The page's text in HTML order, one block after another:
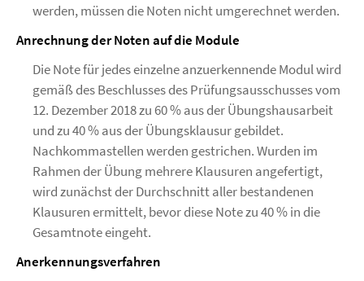
werden, müssen die Noten nicht umgerechnet werden.
Anrechnung der Noten auf die Module
Die Note für jedes einzelne anzuerkennende Modul wird
gemäß des Beschlusses des Prüfungsausschusses vom
12. Dezember 2018 zu 60 % aus der Übungshausarbeit
und zu 40 % aus der Übungsklausur gebildet.
Nachkommastellen werden gestrichen. Wurden im
Rahmen der Übung mehrere Klausuren angefertigt,
wird zunächst der Durchschnitt aller bestandenen
Klausuren ermittelt, bevor diese Note zu 40 % in die
Gesamtnote eingeht.
Anerkennungsverfahren